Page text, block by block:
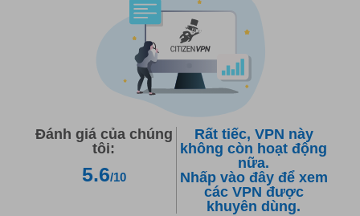
Đánh giá của chúng
tôi:
5.6/10
Rất tiếc, VPN này
không còn hoạt động
nữa.
Nhấp vào đây để xem
các VPN được
khuyên dùng.